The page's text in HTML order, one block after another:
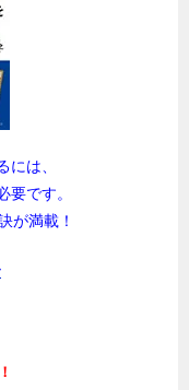
には、
要です。
が満載！